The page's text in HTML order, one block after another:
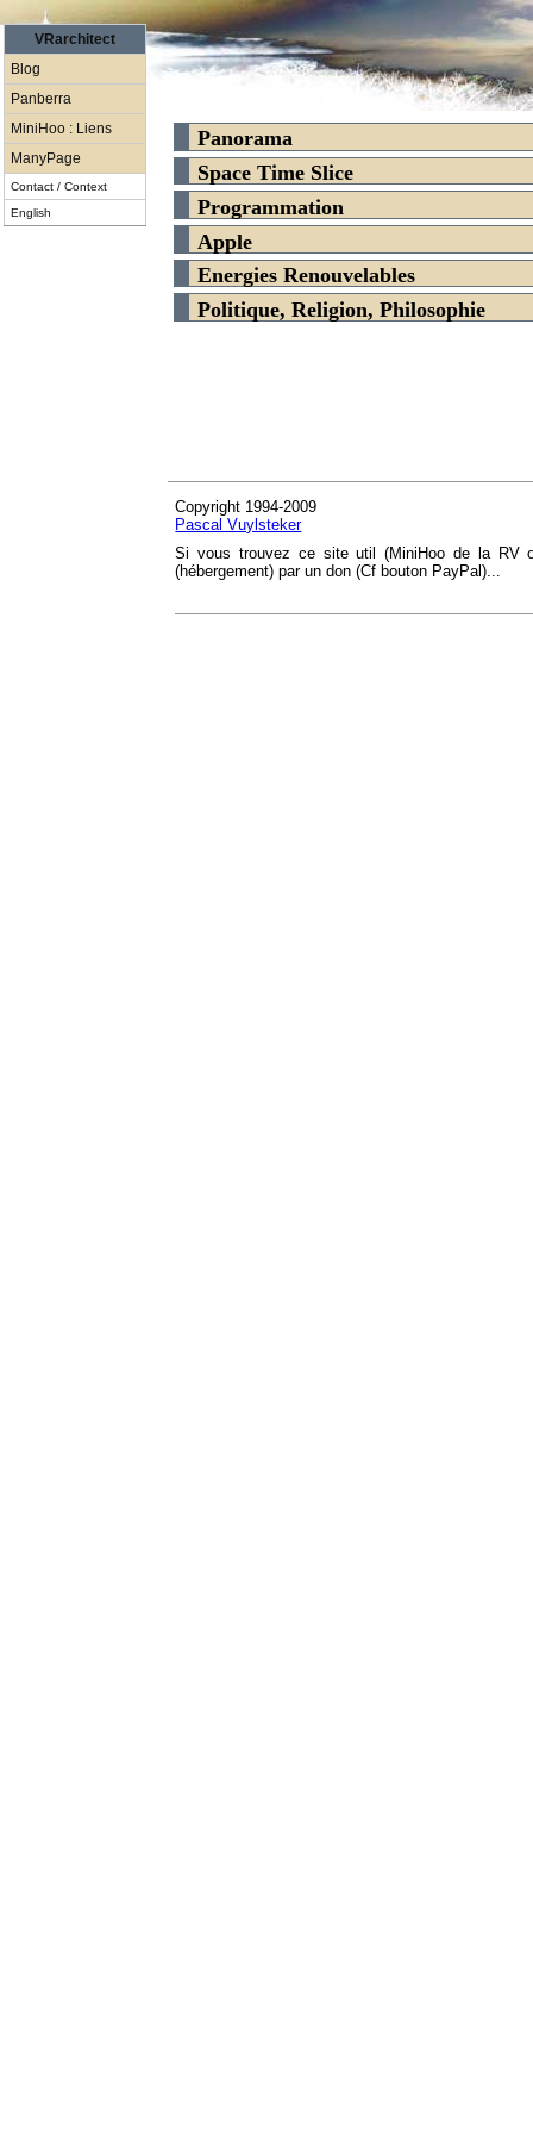
VRarchitect
Blog
Panberra
MiniHoo : Liens
ManyPage
Contact / Context
English
Panorama
Space Time Slice
Programmation
Apple
Energies Renouvelables
Politique, Religion, Philosophie
Copyright 1994-2009
Pascal Vuylsteker
Si vous trouvez ce site util (MiniHoo de la RV
(hébergement) par un don (Cf bouton PayPal)...